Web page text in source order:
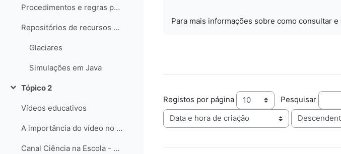
Procedimentos e regras para os recursos
Repositórios de recursos educativos
Glaciares
Simulações em Java
Contrair
Tópico 2
Vídeos educativos
A importância do vídeo no Ensino das Ciências
Canal Ciência na Escola - YouTube
Para mais informações sobre como consultar
Registos por página Pesquisar
Ordem